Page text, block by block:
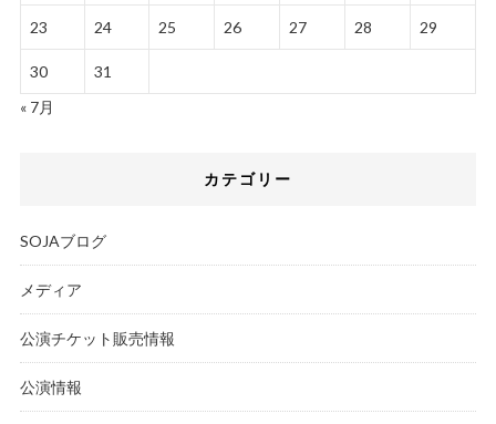
23 24 25 26 27 28 29
30
31
« 7月
カテゴリー
SOJAブログ
メディア
公演チケット販売情報
公演情報